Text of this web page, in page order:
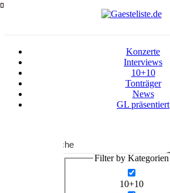
Konzerte
Interviews
10+10
Tonträger
News
GL präsentiert
Suche
Filter by Kategorien
10+10